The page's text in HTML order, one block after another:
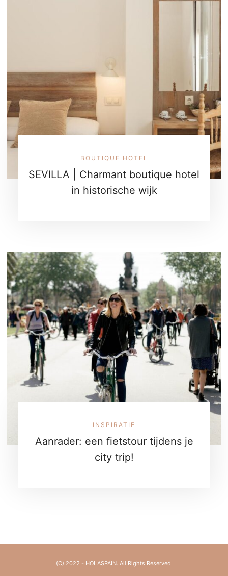
BOUTIQUE HOTEL
SEVILLA | Charmant boutique hotel
in historische wijk
INSPIRATIE
Aanrader: een fietstour tijdens je
city trip!
(C) 2022 - HOLASPAIN. All Rights Reserved.